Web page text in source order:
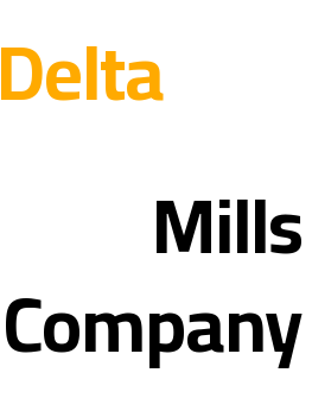
Delta
Mills
Company